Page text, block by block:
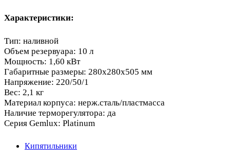
Характеристики:
Тип: наливной
Объем резервуара: 10 л
Мощность: 1,60 кВт
Габаритные размеры: 280х280х505 мм
Напряжение: 220/50/1
Вес: 2,1 кг
Материал корпуса: нерж.сталь/пластмасса
Наличие терморегулятора: да
Серия Gemlux: Platinum
Кипятильники